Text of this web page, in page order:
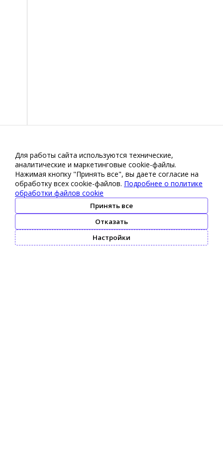
Для работы сайта используются технические,
аналитические и маркетинговые сооkіе-файлы.
Нажимая кнопку "Принять все", вы даете согласие на
обработку всех cookie-файлов. Подробнее о политике
обработки файлов cookie
Принять все
Отказать
Настройки